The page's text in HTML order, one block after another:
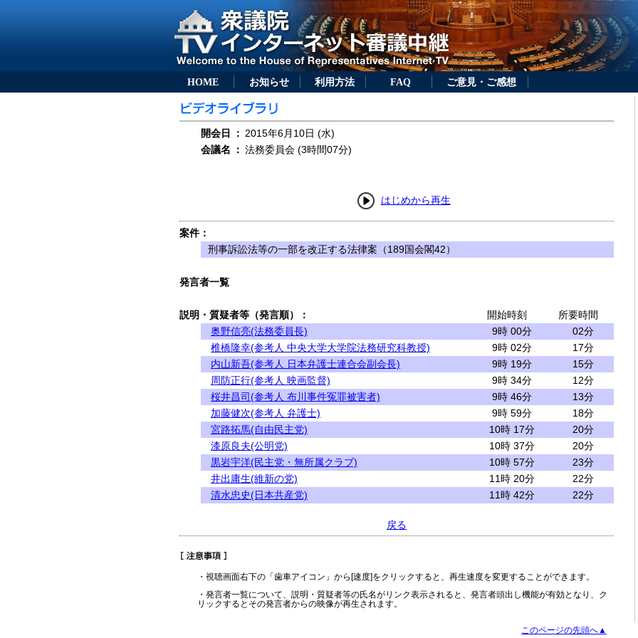
HOME お知らせ 利用方法 FAQ ご意見・ご感想
開会日 ： 2015年6月10日 (水)
会議名
： 法務委員会 (3時間07分)
はじめから再生
案件：
刑事訴訟法等の一部を改正する法律案（189国会閣42）
発言者一覧
説明・質疑者等（発言順）： 開始時刻
所要時間
奥野信亮(法務委員長)
9時 00分
02分
椎橋隆幸(参考人 中央大学大学院法務研究科教授)
9時 02分
17分
内山新吾(参考人 日本弁護士連合会副会長)
9時 19分
15分
周防正行(参考人 映画監督)
9時 34分
12分
桜井昌司(参考人 布川事件冤罪被害者)
9時 46分
13分
加藤健次(参考人 弁護士)
9時 59分
18分
宮路拓馬(自由民主党)
10時 17分
20分
漆原良夫(公明党)
10時 37分
20分
黒岩宇洋(民主党・無所属クラブ)
10時 57分
23分
井出庸生(維新の党)
11時 20分
22分
清水忠史(日本共産党)
11時 42分 22分
戻る
・視聴画面右下の「歯車アイコン」から[速度]をクリックすると、再生速度を変更することができます。
・発言者一覧について、説明・質疑者等の氏名がリンク表示されると、発言者頭出し機能が有効となり、ク
リックするとその発言者からの映像が再生されます。
このページの先頭へ▲